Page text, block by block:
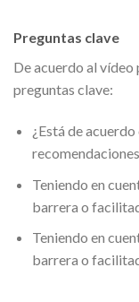
Preguntas clave
De acuerdo al
preguntas clave:
¿Está de
Teniendo en
barrera o
Teniendo en
barrera o